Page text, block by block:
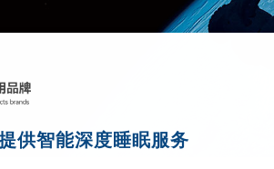
供智能深度睡眠服务